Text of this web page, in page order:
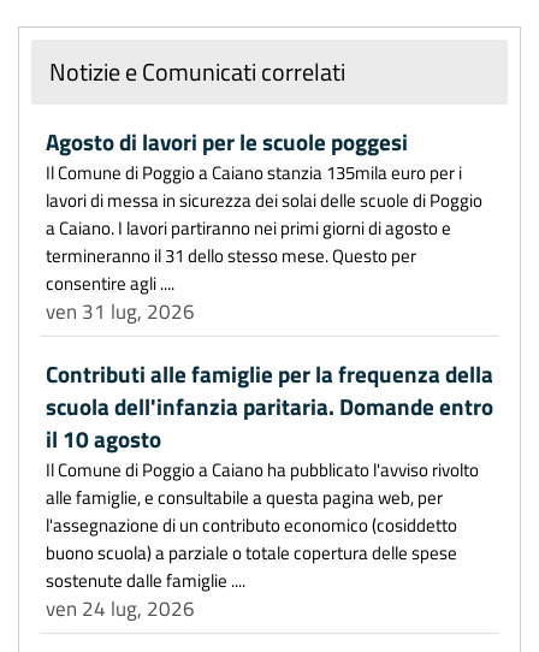
Notizie e Comunicati correlati
Agosto di lavori per le scuole poggesi
Il Comune di Poggio a Caiano stanzia 135mila euro per i
lavori di messa in sicurezza dei solai delle scuole di Poggio
a Caiano. I lavori partiranno nei primi giorni di agosto e
termineranno il 31 dello stesso mese. Questo per
consentire agli ....
ven 31 lug, 2026
Contributi alle famiglie per la frequenza della
scuola dell'infanzia paritaria. Domande entro
il 10 agosto
Il Comune di Poggio a Caiano ha pubblicato l'avviso rivolto
alle famiglie, e consultabile a questa pagina web, per
l'assegnazione di un contributo economico (cosiddetto
buono scuola) a parziale o totale copertura delle spese
sostenute dalle famiglie ....
ven 24 lug, 2026